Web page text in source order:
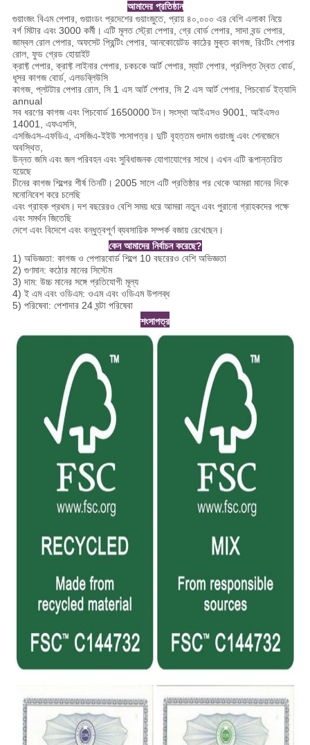
আমাদের প্রতিষ্ঠান
গুয়াংজং বিএম পেপার, গুয়াংডং প্রদেশের গুয়াংজুতে, প্রায় ৪০,০০০ এর বেশি এলাকা নিয়ে
বর্গ মিটার এবং 3000 কর্মী। এটি মূলত স্ট্রো পেপার, গ্রে বোর্ড পেপার, সাদা বন্ড পেপার,
জাম্বল রোল পেপার, অফসেট প্রিন্টিং পেপার, আনকোয়েটড কাঠের মুক্ত কাগজ, রিংটিং পেপার
রোল, ফুড গ্রেড হোয়াইট
ক্রাফ্ট পেপার, ক্রাফ্ট লাইনার পেপার, চকচকে আর্ট পেপার, ম্যাট পেপার, প্রলিপ্ত দ্বৈত বোর্ড,
ধূসর কাগজ বোর্ড, এলডব্লিউসি
কাগজ, প্লটটার পেপার রোল, সি 1 এস আর্ট পেপার, সি 2 এস আর্ট পেপার, পিচবোর্ড ইত্যাদি
annual
সব ধরণের কাগজ এবং পিচবোর্ড 1650000 টন। সংস্থা আইএসও 9001, আইএসও
14001, এফএসসি,
এসজিএস-এফডিএ, এসজিএ-ইইউ শংসাপত্র। দুটি বৃহত্তম গুদাম গুয়াংজু এবং শেনজেনে
অবস্থিত,
উন্নত জমি এবং জল পরিবহন এবং সুবিধাজনক যোগাযোগের সাথে। এখন এটি রূপান্তরিত
হয়েছে
চীনের কাগজ শিল্পের শীর্ষ তিনটি। 2005 সালে এটি প্রতিষ্ঠার পর থেকে আমরা মানের দিকে
মনোনিবেশ করে চলেছি
এবং গ্রাহক প্রথম। দশ বছরেরও বেশি সময় ধরে আমরা নতুন এবং পুরানো গ্রাহকদের পক্ষে
এবং সমর্থন জিতেছি
দেশে এবং বিদেশে এবং বন্ধুত্বপূর্ণ ব্যবসায়িক সম্পর্ক বজায় রেখেছেন।
কেন আমাদের নির্বাচন করেছে?
1) অভিজ্ঞতা: কাগজ ও পেপারবোর্ড শিল্পে 10 বছরেরও বেশি অভিজ্ঞতা
2) গুণমান: কঠোর মানের সিস্টেম
3) দাম: উচ্চ মানের সঙ্গে প্রতিযোগী মূল্য
4) ই এম এবং ওডিএম: ওএম এবং ওডিএম উপলব্ধ
5) পরিষেবা: পেশাদার 24 ঘন্টা পরিষেবা
শংসাপত্র